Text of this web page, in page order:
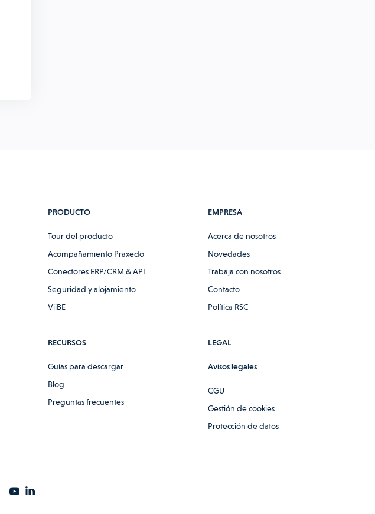
PRODUCTO
Tour del producto
Acompañamiento Praxedo
Conectores ERP/CRM & API
Seguridad y alojamiento
ViiBE
RECURSOS
Guías para descargar
Blog
Preguntas frecuentes
EMPRESA
Acerca de nosotros
Novedades
Trabaja con nosotros
Contacto
Política RSC
LEGAL
Avisos legales
CGU
Gestión de cookies
Protección de datos